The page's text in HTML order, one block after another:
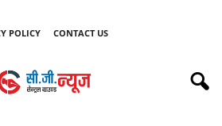
POLICY CONTACT US